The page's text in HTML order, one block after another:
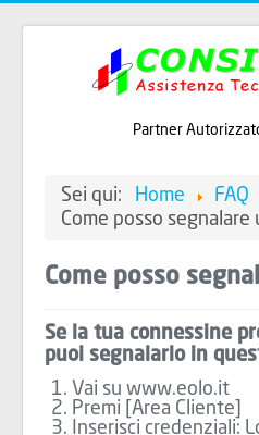
Partner
Sei qui: Home
FAQ
Come posso segnalare
Come posso
Se la tua connessine
puoi segnalarlo in
Vai su www.eolo.it
Premi [Area Cliente]
Inserisci credenziali: